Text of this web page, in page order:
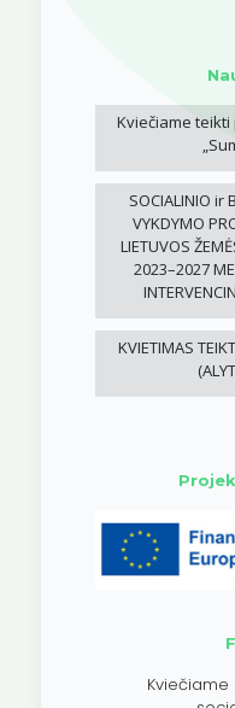
Kviečiame
SOCIALINIO ir
VYKDYMO
LIETUVOS
2023–2027
KVIETIMAS